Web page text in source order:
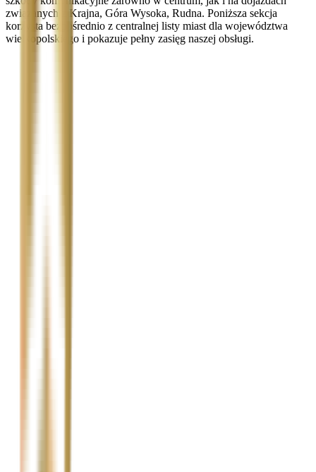
związanych z Krajna, Góra Wysoka, Rudna. Poniższa sekcja
korzysta bezpośrednio z centralnej listy miast dla województwa
wielkopolskiego i pokazuje pełny zasięg naszej obsługi.